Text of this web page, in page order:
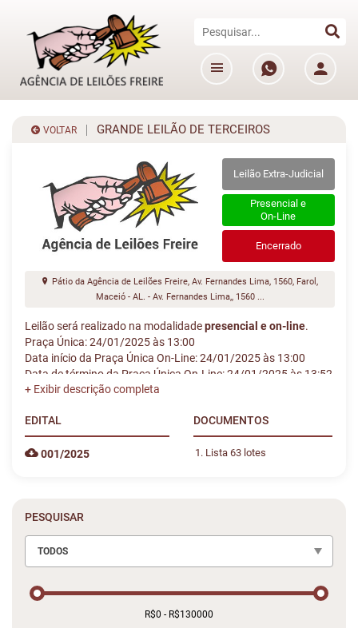
VOLTAR GRANDE LEILÃO DE TERCEIROS
Leilão Extra-Judicial
Presencial e
On-Line
Encerrado
Pátio da Agência de Leilões Freire, Av. Fernandes Lima, 1560, Farol,
Maceió - AL. - Av. Fernandes Lima,, 1560 ...
Leilão será realizado na modalidadepresencial e on-line.
Praça Única: 24/01/2025 às 13:00
Data início da Praça Única On-Line: 24/01/2025 às 13:00
Data de término da Praça Única On-Line: 24/01/2025 às 13:52
EDITAL
001/2025
DOCUMENTOS
Lista 63 lotes
PESQUISAR
TODOS